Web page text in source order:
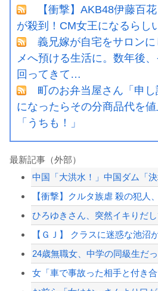
【衝撃】AKB48伊藤百
が殺到！CM女王になるらし
義兄嫁が自宅をサロン
メへ預ける生活に。数年後
回ってきて…
町のお弁当屋さん「申
になったらその分商品代を
「うちも！」
最新記事（外部）
ひろゆきさん、突然イキりだし
女「車で事故った相手と付き合